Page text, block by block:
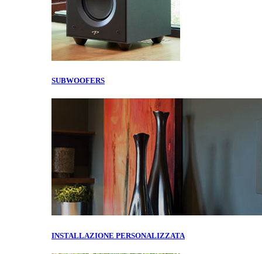
SUBWOOFERS
INSTALLAZIONE PERSONALIZZATA